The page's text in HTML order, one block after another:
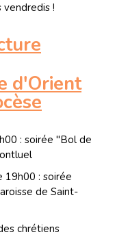
!
d'Orient
: soirée "Bol de
19h00 : soirée
de Saint-
chrétiens